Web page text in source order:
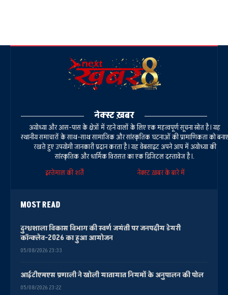
नेक्स्ट ख़बर
अयोध्या और आस-पास के क्षेत्रों में रहने वालों के लिए एक महत्वपूर्ण सूचना स्रोत है। यह
स्थानीय समाचारों के साथ-साथ सामाजिक और सांस्कृतिक घटनाओं की प्रामाणिकता को बनाए
रखते हुए उपयोगी जानकारी प्रदान करता है। यह वेबसाइट अपने आप में अयोध्या की
सांस्कृतिक और धार्मिक विरासत का एक डिजिटल दस्तावेज है।.
इस्तेमाल की शर्तें
नेक्स्ट ख़बर के बारे में
MOST READ
दुग्धशाला विकास विभाग की स्वर्ण जयंती पर जनपदीय डेयरी
कॉन्क्लेव-2026 का हुआ आयोजन
05/08/2026 23:33
आईटीएमएस प्रणाली ने खोली यातायात नियमों के अनुपालन की पोल
05/08/2026 23:22